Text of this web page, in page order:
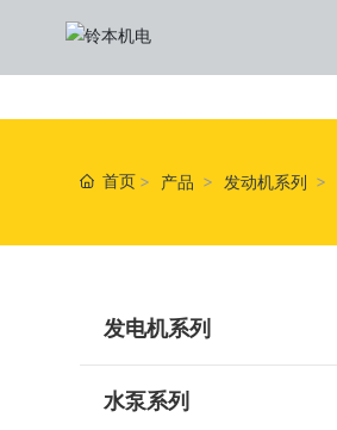
首页 产品 发动机系列
发电机系列
水泵系列